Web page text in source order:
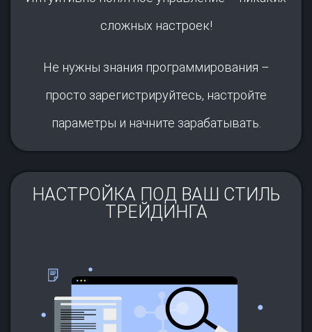
сложных настроек!
Не нужны знания программирования –
просто зарегистрируйтесь, настройте
параметры и начните зарабатывать.
НАСТРОЙКА ПОД ВАШ СТИЛЬ
ТРЕЙДИНГА